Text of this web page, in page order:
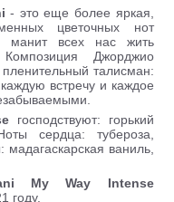
- это еще более яркая,
цветочных нот
манит всех нас жить
Джорджио
талисман:
встречу и каждое
господствуют: горький
сердца: тубероза,
ваниль,
My Way
Intense
году.